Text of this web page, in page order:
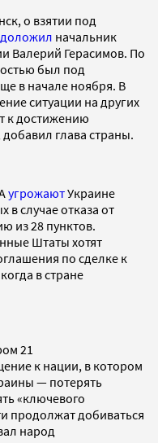
о взятии под
доложил начальник
Валерий Герасимов. По
был под
в начале ноября. В
ситуации на других
к достижению
глава страны.
угрожаютУкраине
случае отказа от
из 28 пунктов.
Штаты хотят
по сделке к
в стране
21
к нации, в котором
— потерять
«ключевого
продолжат добиваться
народ